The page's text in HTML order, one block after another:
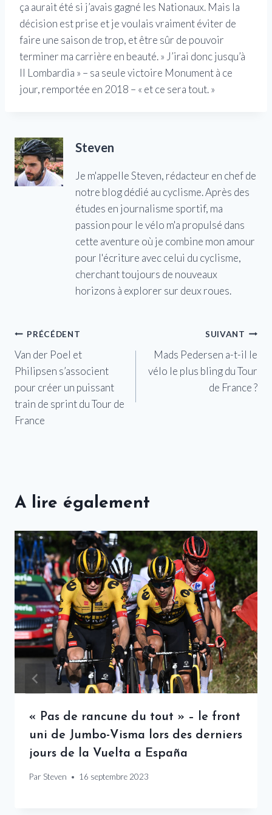
ça aurait été si j’avais gagné les Nationaux. Mais la
décision est prise et je voulais vraiment éviter de
faire une saison de trop, et être sûr de pouvoir
terminer ma carrière en beauté. » J’irai donc jusqu’à
Il Lombardia » – sa seule victoire Monument à ce
jour, remportée en 2018 – « et ce sera tout. »
Steven
Je m'appelle Steven, rédacteur en chef de
notre blog dédié au cyclisme. Après des
études en journalisme sportif, ma
passion pour le vélo m'a propulsé dans
cette aventure où je combine mon amour
pour l'écriture avec celui du cyclisme,
cherchant toujours de nouveaux
horizons à explorer sur deux roues.
Navigation
de
l’article
PRÉCÉDENT
Van der Poel et
Philipsen s’associent
pour créer un puissant
train de sprint du Tour de
France
SUIVANT
Mads Pedersen a-t-il le
vélo le plus bling du Tour
de France ?
A lire également
« Pas de rancune du tout » – le front
uni de Jumbo-Visma lors des derniers
jours de la Vuelta a España
Par Steven 16 septembre 2023